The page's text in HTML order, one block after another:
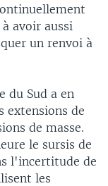
avoir aussi
un renvoi à
du Sud a en
extensions de
de masse.
le sursis de
l'incertitude de
les